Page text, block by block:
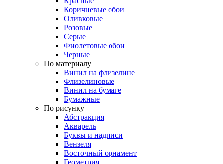
Коричневые обои
Оливковые
Розовые
Серые
Фиолетовые обои
Черные
По материалу
Винил на флизелине
Флизелиновые
Винил на бумаге
Бумажные
По рисунку
Абстракция
Акварель
Буквы и надписи
Вензеля
Восточный орнамент
Геометрия